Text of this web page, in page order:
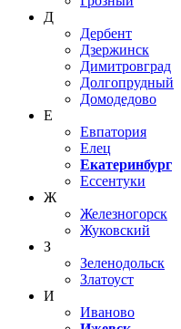
Д
Дербент
Дзержинск
Димитровград
Долгопрудный
Домодедово
Е
Евпатория
Елец
Екатеринбург
Ессентуки
Ж
Железногорск
Жуковский
З
Зеленодольск
Златоуст
И
Иваново